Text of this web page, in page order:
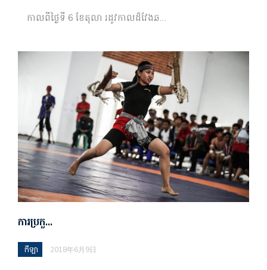
កាលពីថ្ងៃទី 6 ខែតុលា រដូវកាលដ៏វែងឆ…
ការប្រកួ…
កីឡា 2018年6月9日